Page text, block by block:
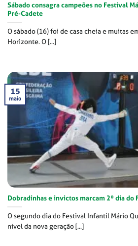
Sábado consagra campeões no Festival
Pré-Cadete
O sábado (16) foi de casa cheia e muitas
Horizonte. O [...]
Dobradinhas e invictos marcam 2º dia
O segundo dia do Festival Infantil Mário
nível da nova geração [...]
15
maio